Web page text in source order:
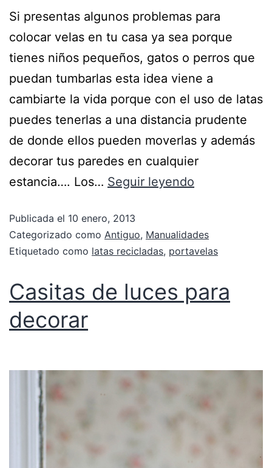
Si presentas algunos problemas para
colocar velas en tu casa ya sea porque
tienes niños pequeños, gatos o perros que
puedan tumbarlas esta idea viene a
cambiarte la vida porque con el uso de latas
puedes tenerlas a una distancia prudente
de donde ellos pueden moverlas y además
decorar tus paredes en cualquier
estancia…. Los… Seguir leyendo
Publicada el 10 enero, 2013
Categorizado como Antiguo, Manualidades
Etiquetado como latas recicladas, portavelas
Casitas de luces para
decorar